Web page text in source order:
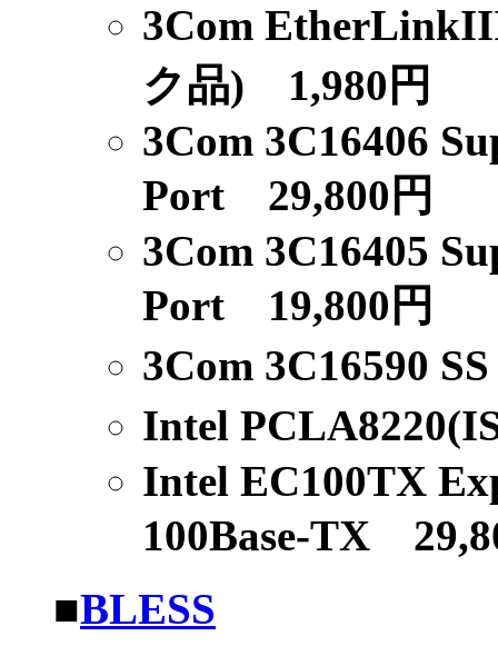
3Com
ク品) 1,980円
3Com 3C16406
Port 29,800円
3Com 3C16405
Port 19,800円
3Com 3C16590
Intel
Intel EC100TX
100Base-TX
■BLESS